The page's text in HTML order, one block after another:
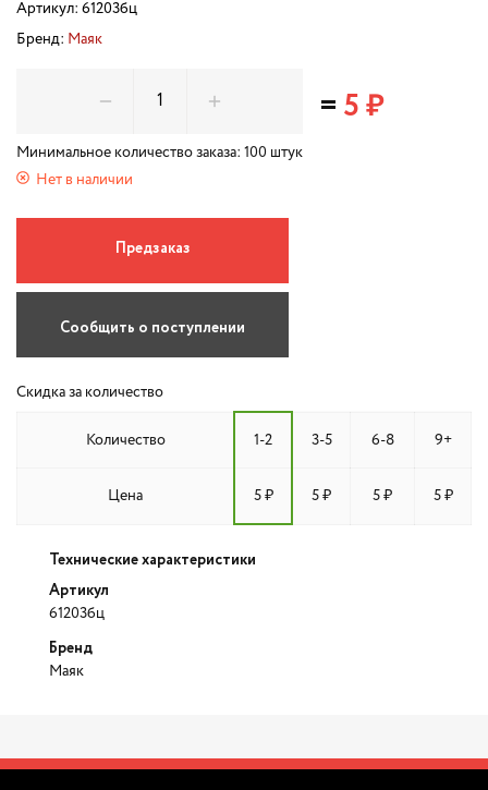
Артикул: 61203бц
Бренд: Маяк
Минимальное количество заказа: 100 штук
Нет в наличии
=5 ₽
Предзаказ
Сообщить о поступлении
Скидка за количество
Количество 1-2 3-5 6-8 9+
Цена 5 ₽ 5 ₽ 5 ₽ 5 ₽
Технические характеристики
Артикул
61203бц
Бренд
Маяк